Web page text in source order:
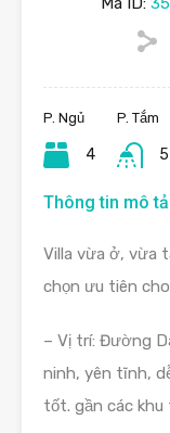
P. Ngủ
4
P. Tắm
5
Thông tin mô tả
Villa vừa ở, vừa
chọn ưu tiên
– Vị trí: Đường
ninh, yên tĩnh,
tốt. gần các